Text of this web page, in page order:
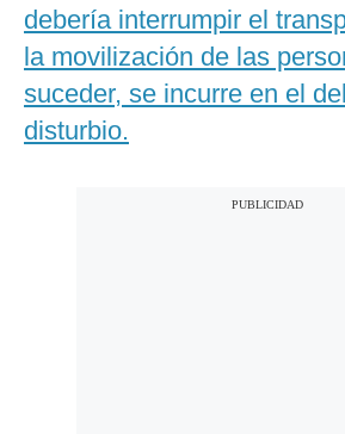
debería interrumpir el
la movilización de las
suceder, se incurre en el
disturbio.